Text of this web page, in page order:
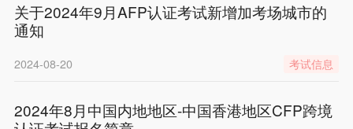
关于2024年9月AFP认证考试新增加考场城市的
通知
2024-08-20 考试信息
2024年8月中国内地地区-中国香港地区CFP跨境